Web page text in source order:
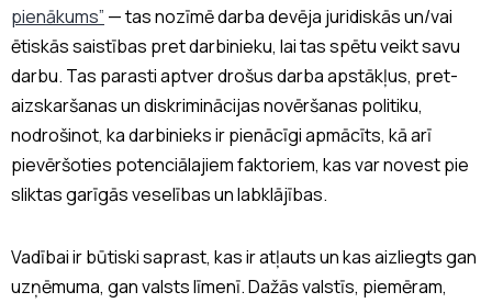
pienākums” — tas nozīmē darba devēja juridiskās un/vai
ētiskās saistības pret darbinieku, lai tas spētu veikt savu
darbu. Tas parasti aptver drošus darba apstākļus, pret-
aizskaršanas un diskriminācijas novēršanas politiku,
nodrošinot, ka darbinieks ir pienācīgi apmācīts, kā arī
pievēršoties potenciālajiem faktoriem, kas var novest pie
sliktas garīgās veselības un labklājības.
Vadībai ir būtiski saprast, kas ir atļauts un kas aizliegts gan
uzņēmuma, gan valsts līmenī. Dažās valstīs, piemēram,